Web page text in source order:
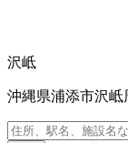
沢岻
沖縄県浦添市沢